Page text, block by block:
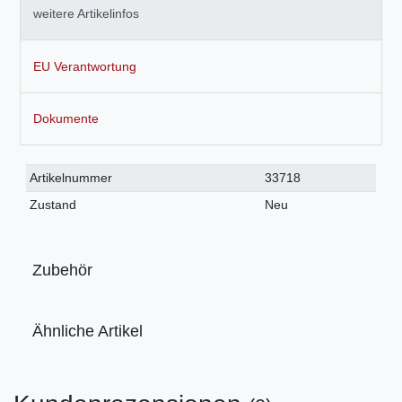
weitere Artikelinfos
EU Verantwortung
Dokumente
Technisches
Merkmal
Wert
Artikelnummer
33718
Zustand
Neu
Zubehör
Ähnliche Artikel